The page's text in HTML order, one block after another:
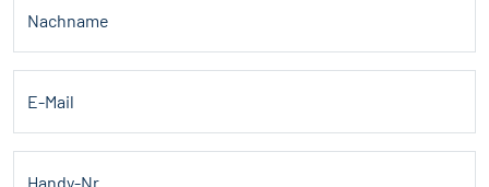
Nachname
E-Mail
Handy-Nr.